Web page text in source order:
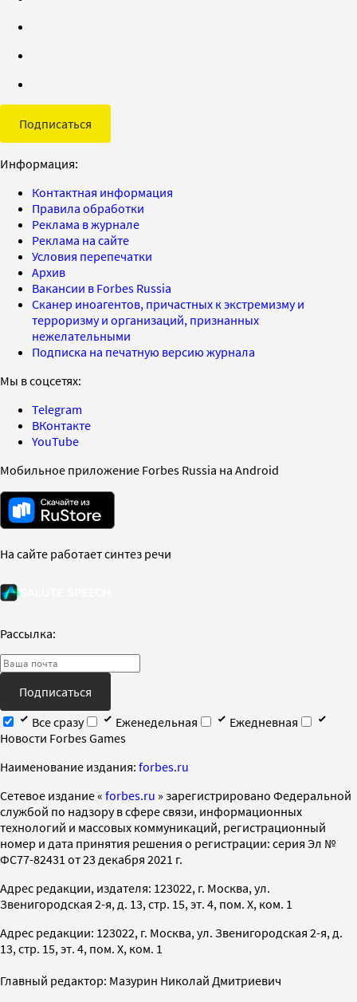
Подписаться
Информация:
Контактная информация
Правила обработки
Реклама в журнале
Реклама на сайте
Условия перепечатки
Архив
Вакансии в Forbes Russia
Сканер иноагентов, причастных к экстремизму и
терроризму и организаций, признанных
нежелательными
Подписка на печатную версию журнала
Мы в соцсетях:
Telegram
ВКонтакте
YouTube
Мобильное приложение Forbes Russia на Android
На сайте работает синтез речи
Рассылка:
Подписаться
Все сразу
Еженедельная
Ежедневная
Новости Forbes Games
Наименование издания: forbes.ru
Cетевое издание « forbes.ru » зарегистрировано Федеральной
службой по надзору в сфере связи, информационных
технологий и массовых коммуникаций, регистрационный
номер и дата принятия решения о регистрации: серия Эл №
ФС77-82431 от 23 декабря 2021 г.
Адрес редакции, издателя: 123022, г. Москва, ул.
Звенигородская 2-я, д. 13, стр. 15, эт. 4, пом. X, ком. 1
Адрес редакции: 123022, г. Москва, ул. Звенигородская 2-я, д.
13, стр. 15, эт. 4, пом. X, ком. 1
Главный редактор: Мазурин Николай Дмитриевич